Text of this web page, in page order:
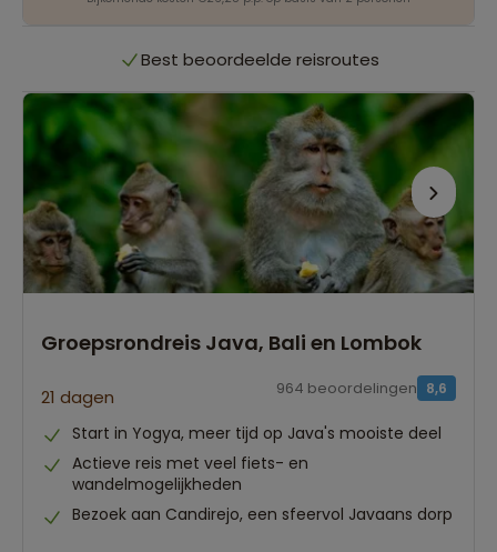
Best beoordeelde reisroutes
Het grootste reisaanbod
Persoonlijk én deskundig reisadvies
Best beoordeelde reisroutes
Groepsrondreis Java, Bali en Lombok
21 dagen 8,6
964 beoordelingen
Start in Yogya, meer tijd op Java's mooiste deel
Actieve reis met veel fiets- en
wandelmogelijkheden
Bezoek aan Candirejo, een sfeervol Javaans dorp